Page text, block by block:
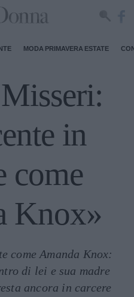
MODA PRIMAVERA ESTATE
in
come
Knox»
come Amanda Knox:
di lei e sua madre
ancora in carcere